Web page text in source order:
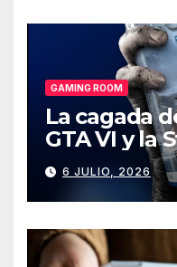
GAMING ROOM
La cagada
GTA VI y la
Gaming
6 JULIO, 2026